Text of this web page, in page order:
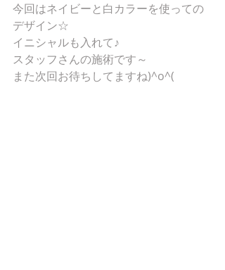
今回はネイビーと白カラーを使っての
デザイン☆
イニシャルも入れて♪
スタッフさんの施術です～
また次回お待ちしてますね)^o^(